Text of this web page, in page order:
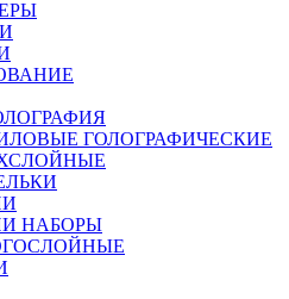
ГОЛОГРАФИЧЕСКИЕ
НАБОРЫ